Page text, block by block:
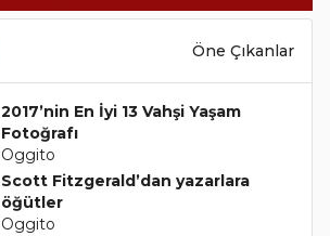
Öne Çıkanlar
2017’nin En İyi 13 Vahşi Yaşam
Fotoğrafı
Oggito
Scott Fitzgerald’dan yazarlara
öğütler
Oggito